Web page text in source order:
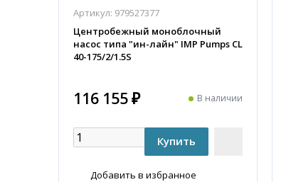
Артикул: 979527377
Центробежный моноблочный
насос типа "ин-лайн" IMP Pumps CL
40-175/2/1.5S
116 155 ₽ В наличии
Добавить в избранное